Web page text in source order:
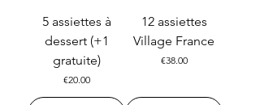
5 assiettes à
dessert (+1
gratuite)
Price
€20.00
12 assiettes
Village France
Price
€38.00